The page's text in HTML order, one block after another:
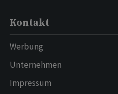
Kontakt
Werbung
Unternehmen
Impressum